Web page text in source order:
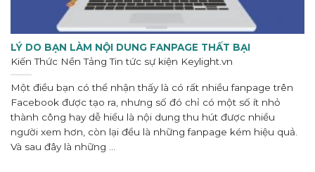
LÝ DO BẠN LÀM NỘI DUNG FANPAGE THẤT BẠI
Kiến Thức Nền Tảng Tin tức sự kiện Keylight.vn
Một điều bạn có thể nhận thấy là có rất nhiều fanpage trên
Facebook được tạo ra, nhưng số đó chỉ có một số ít nhỏ
thành công hay dễ hiểu là nội dung thu hút được nhiều
người xem hơn, còn lại đều là những fanpage kém hiệu quả.
Và sau đây là những ...